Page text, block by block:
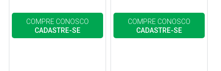
COMPRE CONOSCO
CADASTRE-SE
COMPRE CONOSCO
CADASTRE-SE